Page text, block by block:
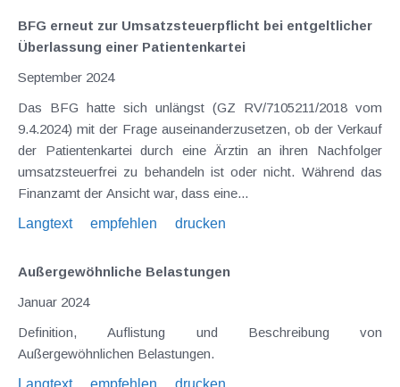
BFG erneut zur Umsatzsteuerpflicht bei entgeltlicher
Überlassung einer Patientenkartei
September 2024
Das BFG hatte sich unlängst (GZ RV/7105211/2018 vom
9.4.2024) mit der Frage auseinanderzusetzen, ob der Verkauf
der Patientenkartei durch eine Ärztin an ihren Nachfolger
umsatzsteuerfrei zu behandeln ist oder nicht. Während das
Finanzamt der Ansicht war, dass eine...
Langtext
empfehlen drucken
Außergewöhnliche Belastungen
Januar 2024
Definition, Auflistung und Beschreibung von
Außergewöhnlichen Belastungen.
Langtext
empfehlen drucken